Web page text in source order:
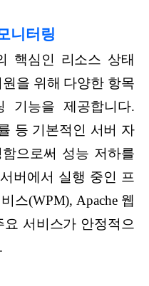
니터링
핵심인 리소스 상태
을 위해 다양한 항목
기능을 제공합니다.
등 기본적인 서버 자
으로써 성능 저하를
버에서 실행 중인 프
스(WPM), Apache 웹
서비스가 안정적으